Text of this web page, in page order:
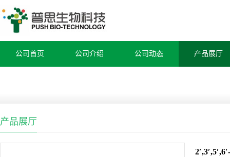
公司首页 公司介绍 公司动态 产品展厅
产品展厅